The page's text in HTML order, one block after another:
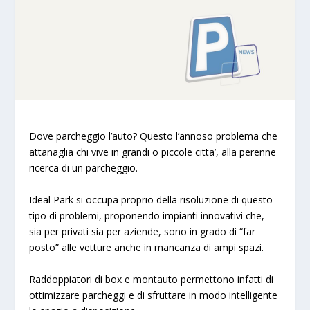
Dove parcheggio l’auto? Questo l’annoso problema che
attanaglia chi vive in grandi o piccole citta’, alla perenne
ricerca di un parcheggio.
Ideal Park si occupa proprio della risoluzione di questo
tipo di problemi, proponendo impianti innovativi che,
sia per privati sia per aziende, sono in grado di “far
posto” alle vetture anche in mancanza di ampi spazi.
Raddoppiatori di box e montauto permettono infatti di
ottimizzare parcheggi e di sfruttare in modo intelligente